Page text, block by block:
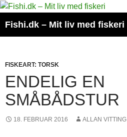
Hop
indhold
Fishi.dk – Mit liv med fiskeri
FISKEART: TORSK
ENDELIG EN
SMÅBÅDSTUR
18. FEBRUAR 2016 ALLAN VITTING